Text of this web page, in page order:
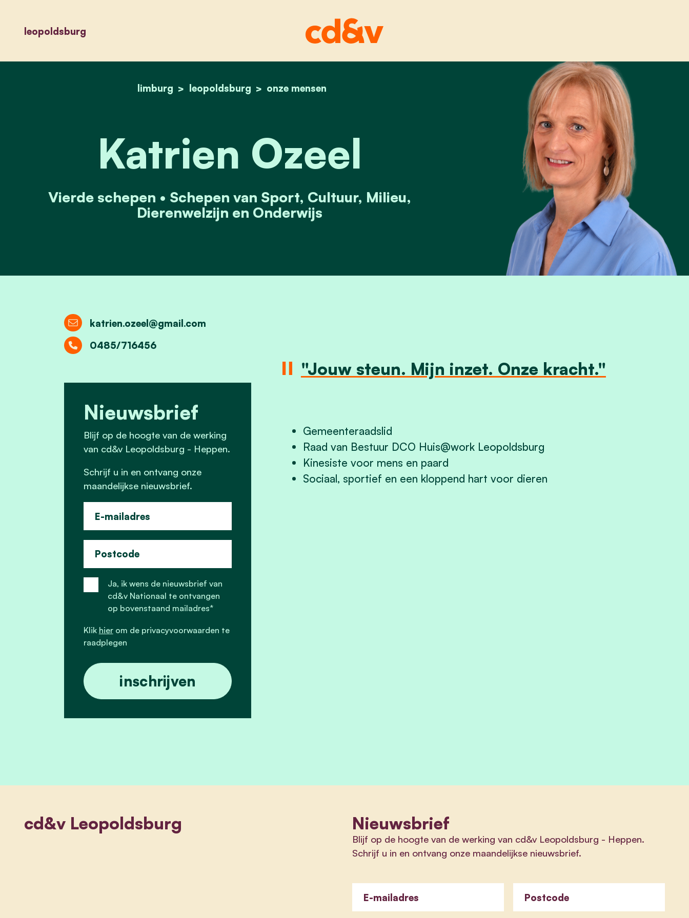
leopoldsburg
home
limburg leopoldsburg onze mensen
katrien ozeel
Katrien Ozeel
Vierde schepen • Schepen van Sport, Cultuur, Milieu,
Dierenwelzijn en Onderwijs
"Jouw steun. Mijn inzet. Onze kracht."
Gemeenteraadslid
Raad van Bestuur DCO Huis@work Leopoldsburg
Kinesiste voor mens en paard
Sociaal, sportief en een kloppend hart voor dieren
katrien.ozeel@gmail.com
0485/716456
Nieuwsbrief
Blijf op de hoogte van de werking
van cd&v Leopoldsburg - Heppen.
Schrijf u in en ontvang onze
maandelijkse nieuwsbrief.
E-mailadres
Postcode
Ja, ik wens de nieuwsbrief van
cd&v Nationaal te ontvangen
op bovenstaand mailadres*
Klik hierom de privacyvoorwaarden te
raadplegen
cd&v Leopoldsburg Nieuwsbrief
Blijf op de hoogte van de werking van cd&v Leopoldsburg - Heppen.
Schrijf u in en ontvang onze maandelijkse nieuwsbrief.
E-mailadres Postcode